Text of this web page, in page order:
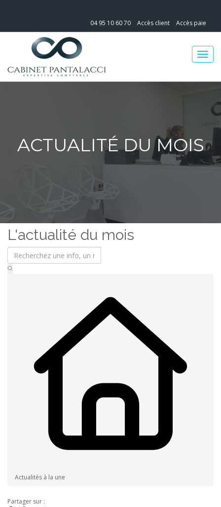
04 95 10 60 70 Accès client Accès paie
ACTUALITÉ DU MOIS
L'actualité du mois
Actualités à la une
Partager sur :